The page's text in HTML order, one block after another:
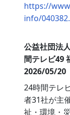
https://
info/
公益社団法
間テレビ49
2026/05/20
24時間テレ
者31社が主
祉・環境・